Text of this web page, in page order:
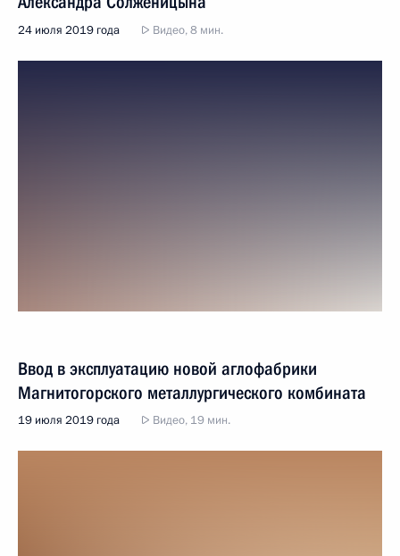
24 июля 2019 года Видео, 8 мин.
Ввод в эксплуатацию новой аглофабрики
Магнитогорского металлургического комбината
19 июля 2019 года Видео, 19 мин.